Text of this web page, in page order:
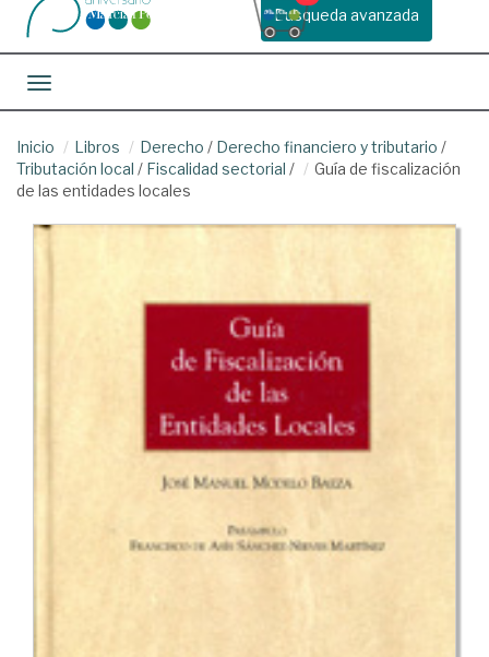
Busqueda avanzada
Toggle navigation
Inicio Libros Derecho / Derecho financiero y tributario /
Tributación local / Fiscalidad sectorial /
Guía de fiscalización
de las entidades locales